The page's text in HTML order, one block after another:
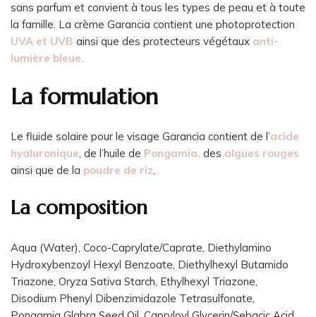
sans parfum et convient à tous les types de peau et à toute
la famille. La crème Garancia contient une photoprotection
UVA et UVB ainsi que des protecteurs végétaux anti-
lumière bleue.
La formulation
Le fluide solaire pour le visage Garancia contient de l’acide
hyaluronique, de l’huile de Pongamia, des algues rouges
ainsi que de la poudre de riz.
La composition
Aqua (Water), Coco-Caprylate/Caprate, Diethylamino
Hydroxybenzoyl Hexyl Benzoate, Diethylhexyl Butamido
Triazone, Oryza Sativa Starch, Ethylhexyl Triazone,
Disodium Phenyl Dibenzimidazole Tetrasulfonate,